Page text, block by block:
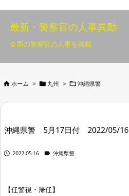
最新・警察官の人事異動
全国の警察官の人事を掲載
 ホーム >  九州 >  沖縄県警
沖縄県警 5月17日付 2022/05/16
 2022-05-16  沖縄県警
【任警視・帰任】